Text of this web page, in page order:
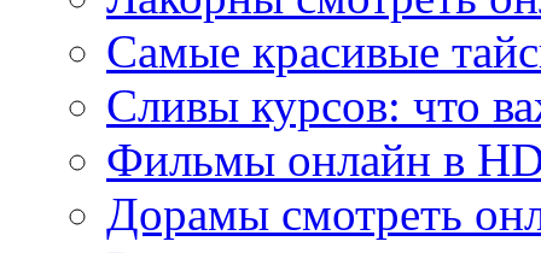
Самые красивые
Сливы курсов: что
Фильмы онлайн в
Дорамы смотреть